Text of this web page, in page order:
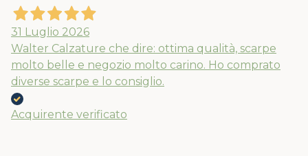
31 Luglio 2026
Walter Calzature che dire: ottima qualità, scarpe
molto belle e negozio molto carino. Ho comprato
diverse scarpe e lo consiglio.
Acquirente verificato